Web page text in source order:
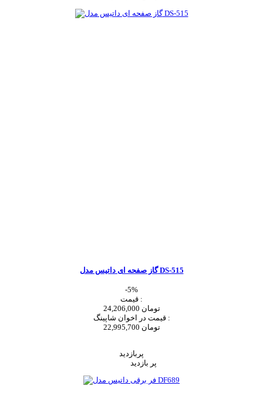
گاز صفحه ای داتیس مدل DS-515
-5%
قیمت :
24,206,000 تومان
قیمت در اخوان شاپینگ :
22,995,700 تومان
پربازدید
پر بازدید